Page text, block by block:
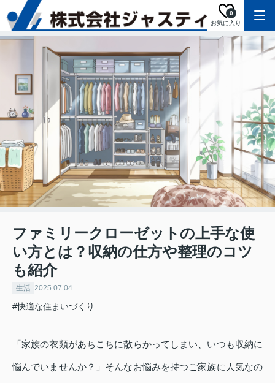
お気に入り
0
ファミリークローゼットの上手な使
い方とは？収納の仕方や整理のコツ
も紹介
生活 2025.07.04
#快適な住まいづくり
「家族の衣類があちこちに散らかってしまい、いつも収納に
悩んでいませんか？」そんなお悩みを持つご家族に人気なの